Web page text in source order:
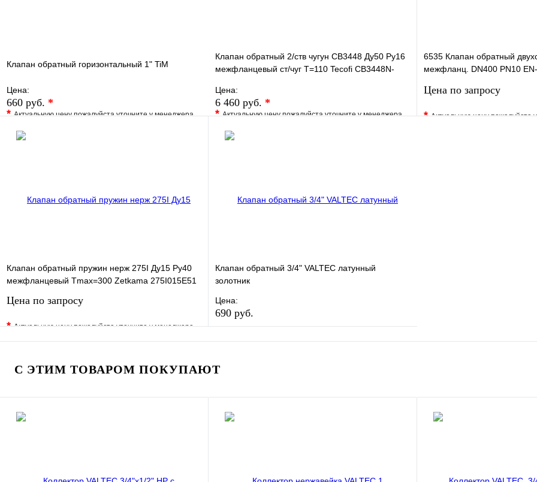
Клапан обратный горизонтальный 1" TiM
Цена:
660 руб. *
*Актуальную цену пожалуйста уточните у менеджера
В избранное
Клапан обратный 2/ств чугун CB3448 Ду50 Ру16
межфланцевый ст/чуг T=110 Tecofi CB3448N-
Цена:
6 460 руб. *
*Актуальную цену пожалуйста уточните у менеджера
В избранное
6535 Клапан обратный
межфланц. DN400 PN10
Цена по запросу
*Актуальную цену пожалуйста
Клапан обратный пружин нерж 275I Ду15 Ру40
межфланцевый Tmax=300 Zetkama 275I015E51
Цена по запросу
*Актуальную цену пожалуйста уточните у менеджера
В избранное Сравнение
Купить в 1 клик Под заказ
Запросить цену
Клапан обратный 3/4" VALTEC латунный
золотник
Цена:
690 руб.
С ЭТИМ ТОВАРОМ ПОКУПАЮТ